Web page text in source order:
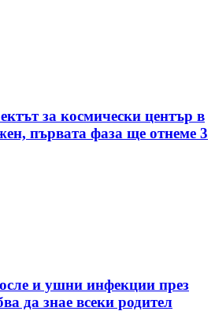
за космически център в
първата фаза ще отнеме 3
и ушни инфекции през
да знае всеки родител